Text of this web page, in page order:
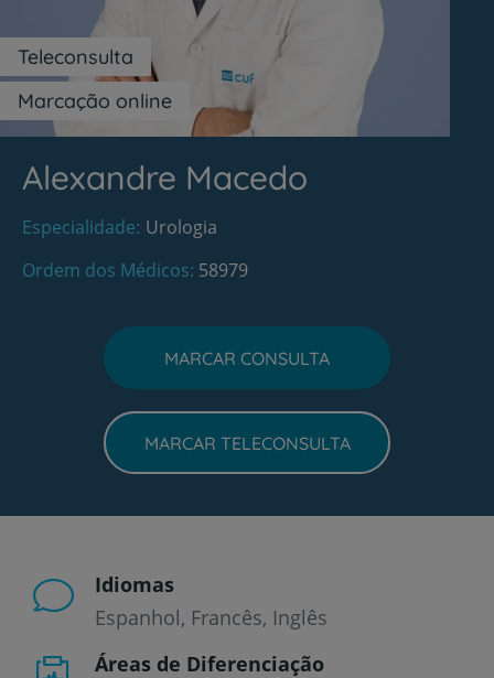
Marcação online
Teleconsulta
Alexandre Macedo
Especialidade Urologia
Ordem dos Médicos 58979
MARCAR CONSULTA
MARCAR TELECONSULTA
Idiomas
Espanhol Francês Inglês
Áreas de Diferenciação